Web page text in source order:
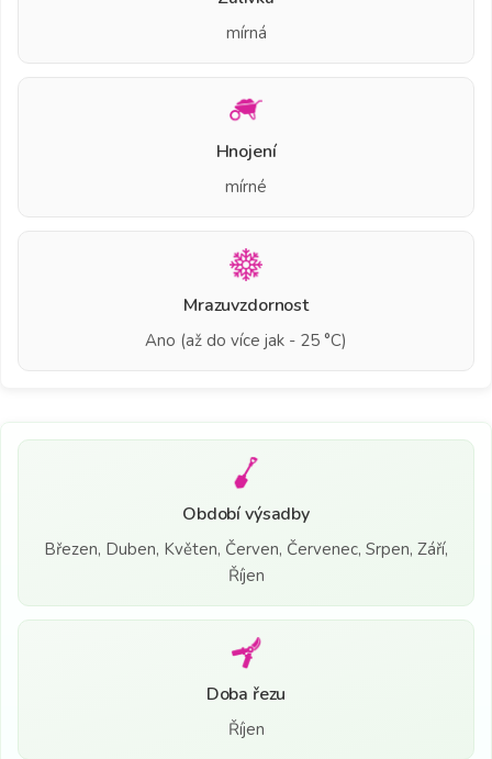
mírná
Hnojení
mírné
Mrazuvzdornost
Ano (až do více jak - 25 °C)
Období výsadby
Březen, Duben, Květen, Červen, Červenec, Srpen, Září,
Říjen
Doba řezu
Říjen